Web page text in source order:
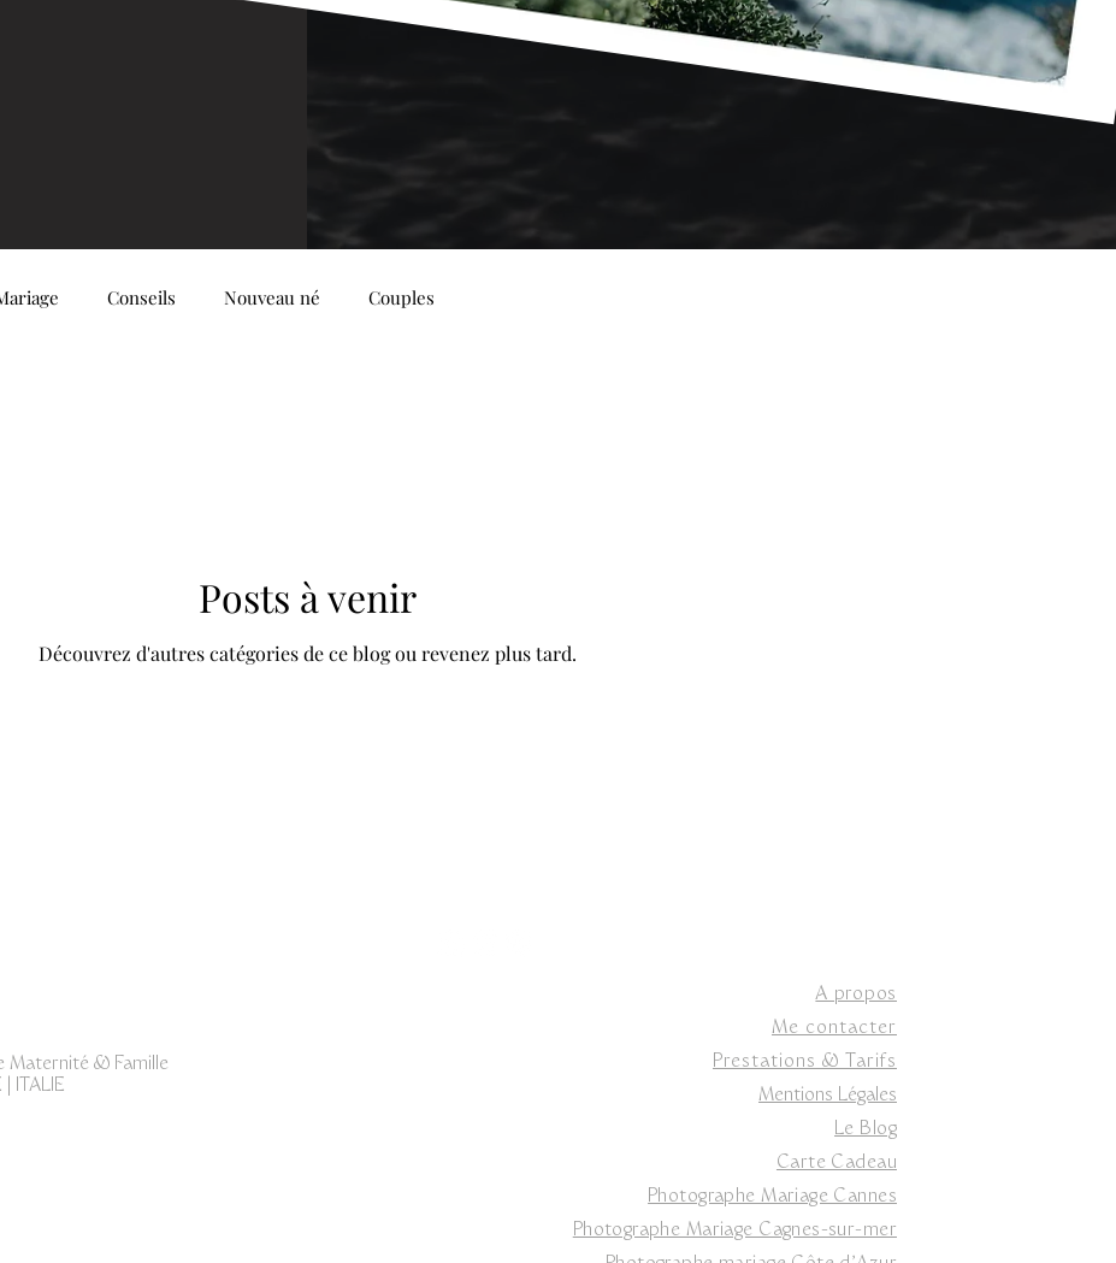
Conseils Nouveau né Couples
Posts à venir
Découvrez d'autres catégories de ce blog ou revenez plus tard.
Maternité & Famille
| ITALIE
A propos
Me contacter
Prestations & Tarifs
Mentions Légales
Le Blog
Carte Cadeau
Photographe Mariage Cannes
Photographe Mariage Cagnes-sur-mer